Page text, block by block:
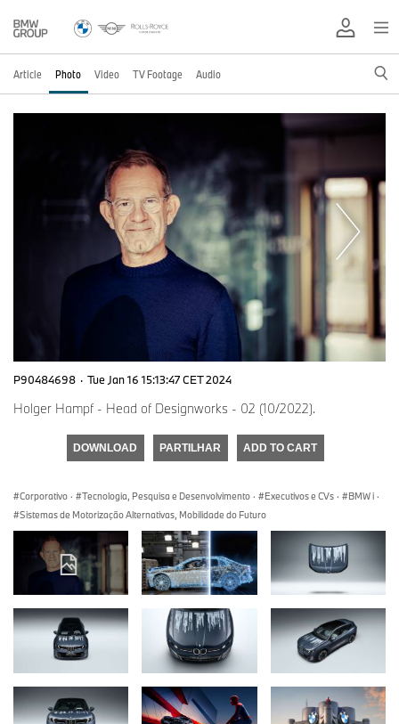
Article Photo Video TV Footage Audio
P90484698 · Tue Jan 16 15:13:47 CET 2024
Holger Hampf - Head of Designworks - 02 (10/2022).
DOWNLOAD PARTILHAR ADD TO CART
Corporativo · Tecnologia, Pesquisa e Desenvolvimento · Executivos e CVs · BMW i ·
Sistemas de Motorização Alternativas, Mobilidade do Futuro